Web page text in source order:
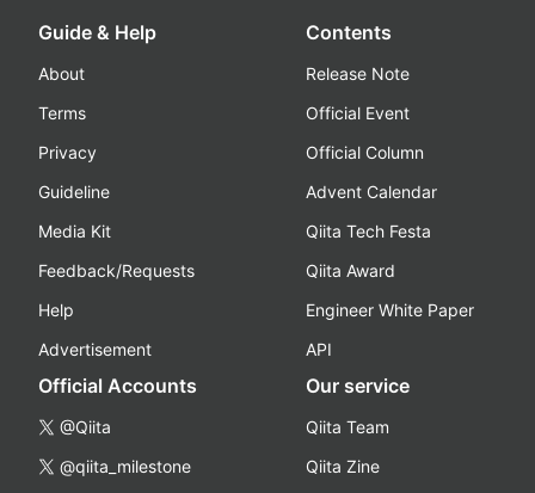
Guide & Help
About
Terms
Privacy
Guideline
Media Kit
Feedback/Requests
Help
Advertisement
Contents
Release Note
Official Event
Official Column
Advent Calendar
Qiita Tech Festa
Qiita Award
Engineer White Paper
API
Official Accounts
@Qiita
@qiita_milestone
Our service
Qiita Team
Qiita Zine